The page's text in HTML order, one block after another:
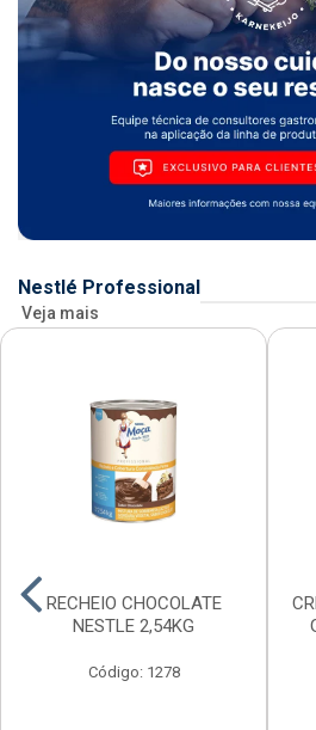
Nestlé Professional
Veja mais
RECHEIO CHOCOLATE
NESTLE 2,54KG
Código: 1278